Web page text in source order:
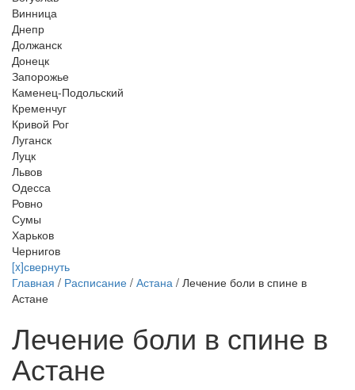
Винница
Днепр
Должанск
Донецк
Запорожье
Каменец-Подольский
Кременчуг
Кривой Рог
Луганск
Луцк
Львов
Одесса
Ровно
Сумы
Харьков
Чернигов
[x]свернуть
Главная / Расписание / Астана / Лечение боли в спине в
Астане
Лечение боли в спине в
Астане